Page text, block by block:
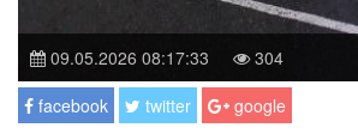
09.05.2026 08:17:33
304
facebook
twitter
google